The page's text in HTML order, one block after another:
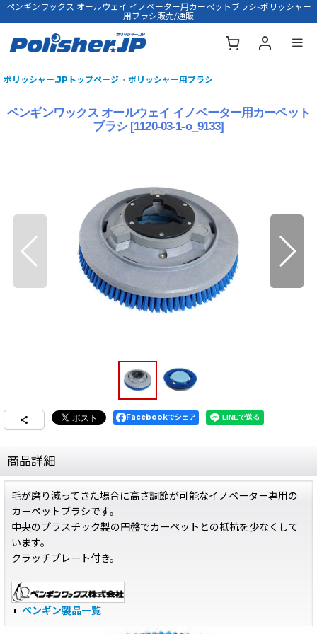
ペンギンワックス オールウェイ イノベーター用カーペットブラシ-ポリッシャー
用ブラシ販売/通販
ポリッシャー.JPトップページ > ポリッシャー用ブラシ
ペンギンワックス オールウェイ イノベーター用カーペット
ブラシ [1120-03-1-o_9133]
Facebookでシェア
商品詳細
毛が磨り減ってきた場合に高さ調節が可能なイノベーター専用の
カーペットブラシです。
中央のプラスチック製の円盤でカーペットとの抵抗を少なくして
います。
クラッチプレート付き。
ペンギン製品一覧